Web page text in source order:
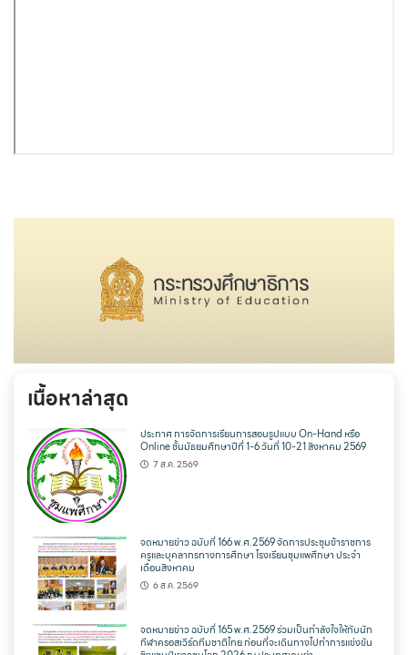
เนื้อหาล่าสุด
ประกาศ การจัดการเรียนการสอนรูปแบบ On-Hand หรือ
Online ชั้นมัธยมศึกษาปีที่ 1-6 วันที่ 10-21 สิงหาคม 2569
7 ส.ค. 2569
จดหมายข่าว ฉบับที่ 166 พ.ศ.2569 จัดการประชุมข้าราชการ
ครูและบุคลากรทางการศึกษา โรงเรียนชุมแพศึกษา ประจำ
เดือนสิงหาคม
6 ส.ค. 2569
จดหมายข่าว ฉบับที่ 165 พ.ศ.2569 ร่วมเป็นกำลังใจให้กับนัก
กีฬาครอสเวิร์ดทีมชาติไทย ก่อนที่จะเดินทางไปทำการแข่งขัน